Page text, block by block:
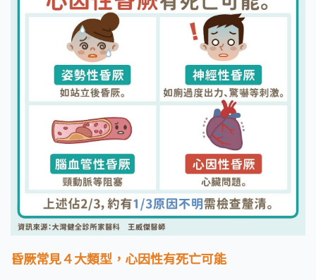
昏厥常見４大類型，心因性有死亡可能